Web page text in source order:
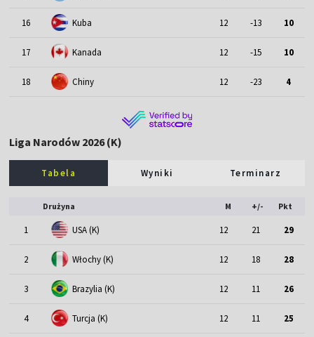
16 Kuba 12 -13 10
17 Kanada 12 -15 10
18 Chiny 12 -23 4
Liga Narodów 2026 (K)
Tabela Wyniki Terminarz
Drużyna M +/- Pkt
1 USA (K) 12 21 29
2 Włochy (K) 12 18 28
3 Brazylia (K) 12 11 26
4 Turcja (K) 12 11 25